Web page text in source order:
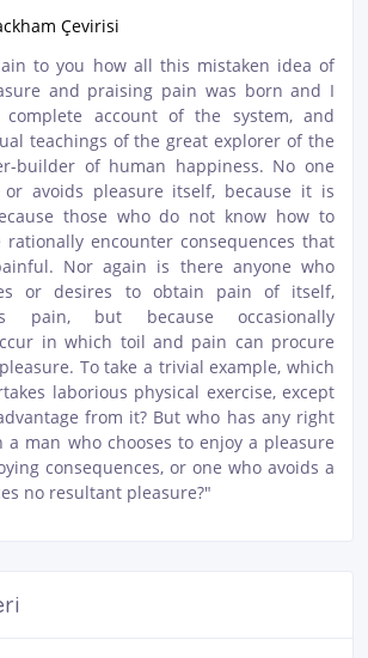
Çevirisi
to you how all this mistaken idea of
and praising pain was born and I
account of the system, and
teachings of the great explorer of the
builder of human happiness. No one
or avoids pleasure itself, because it is
those who do not know how to
rationally encounter consequences that
Nor again is there anyone who
or desires to obtain pain of itself,
pain, but because occasionally
in which toil and pain can procure
To take a trivial example, which
laborious physical exercise, except
from it? But who has any right
man who chooses to enjoy a pleasure
consequences, or one who avoids a
no resultant pleasure?"